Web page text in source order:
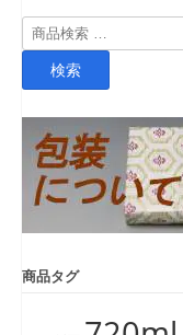
検
索
検索
商品タグ